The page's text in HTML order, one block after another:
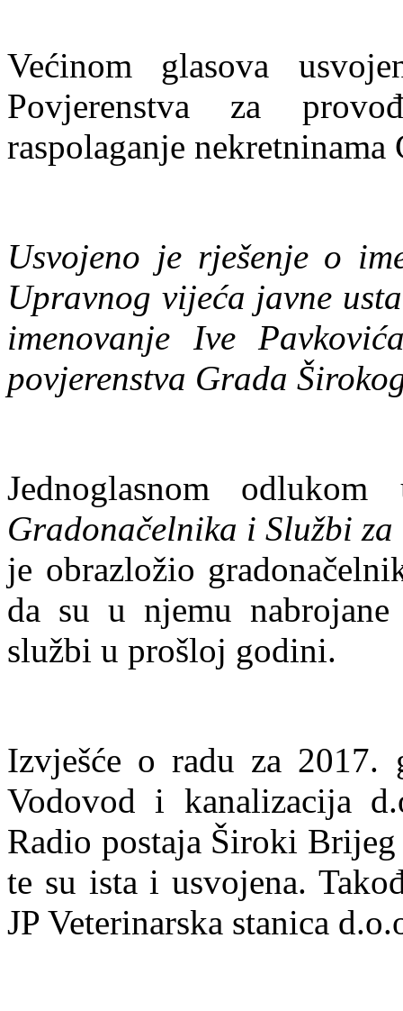
Većinom glasova
Povjerenstva za
raspolaganje
Usvojeno je rješenje o
Upravnog vijeća javne
imenovanje Ive
povjerenstva Grada
Jednoglasnom
Gradonačelnika i Službi
je obrazložio
da su u njemu
službi u prošloj godini.
Izvješće o radu za
Vodovod i kanalizacija
Radio postaja Široki
te su ista i usvojena.
JP Veterinarska stanica